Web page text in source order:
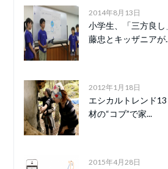
2014年8月13日
小学生、「三方良
藤忠とキッザニアが
2012年1月18日
エシカルトレンド
材の“コブ”で家...
2015年4月28日